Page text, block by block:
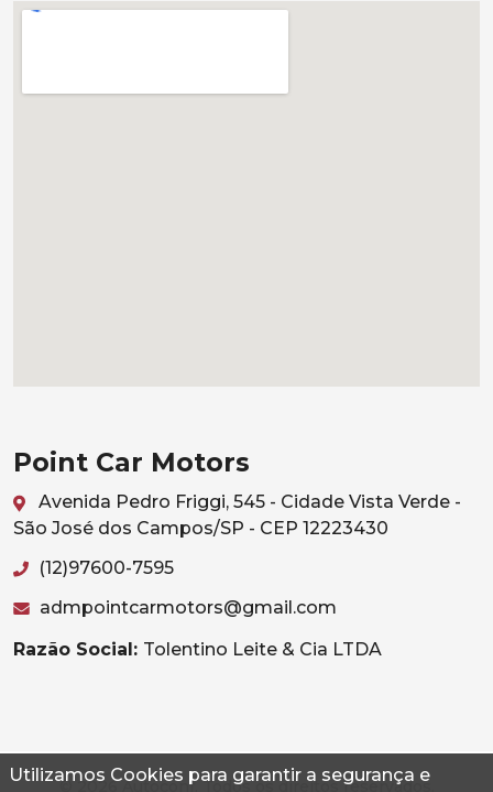
Utilizamos Cookies para garantir a segurança e
Point Car Motors
Avenida Pedro Friggi, 545 - Cidade Vista Verde -
São José dos Campos/SP - CEP 12223430
(12)97600-7595
admpointcarmotors@gmail.com
Razão Social: Tolentino Leite & Cia LTDA
© 2026 Autoconf. Todos os direitos reservados.